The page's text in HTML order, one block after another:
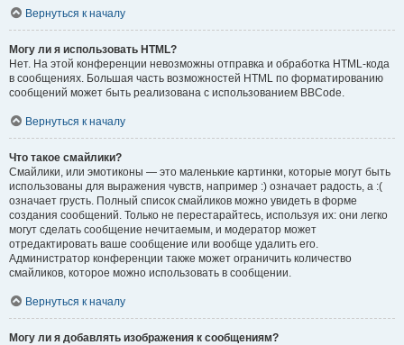
Вернуться к началу
Могу ли я использовать HTML?
Нет. На этой конференции невозможны отправка и обработка HTML-кода
в сообщениях. Большая часть возможностей HTML по форматированию
сообщений может быть реализована с использованием BBCode.
Вернуться к началу
Что такое смайлики?
Смайлики, или эмотиконы — это маленькие картинки, которые могут быть
использованы для выражения чувств, например :) означает радость, а :(
означает грусть. Полный список смайликов можно увидеть в форме
создания сообщений. Только не перестарайтесь, используя их: они легко
могут сделать сообщение нечитаемым, и модератор может
отредактировать ваше сообщение или вообще удалить его.
Администратор конференции также может ограничить количество
смайликов, которое можно использовать в сообщении.
Вернуться к началу
Могу ли я добавлять изображения к сообщениям?